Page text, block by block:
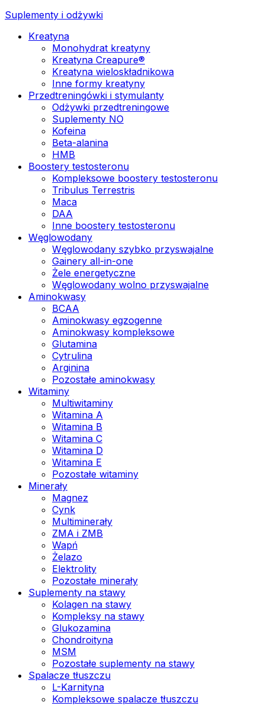
Suplementy i odżywki
Kreatyna
Monohydrat kreatyny
Kreatyna Creapure®
Kreatyna wieloskładnikowa
Inne formy kreatyny
Przedtreningówki i stymulanty
Odżywki przedtreningowe
Suplementy NO
Kofeina
Beta-alanina
HMB
Boostery testosteronu
Kompleksowe boostery testosteronu
Tribulus Terrestris
Maca
DAA
Inne boostery testosteronu
Węglowodany
Węglowodany szybko przyswajalne
Gainery all-in-one
Żele energetyczne
Węglowodany wolno przyswajalne
Aminokwasy
BCAA
Aminokwasy egzogenne
Aminokwasy kompleksowe
Glutamina
Cytrulina
Arginina
Pozostałe aminokwasy
Witaminy
Multiwitaminy
Witamina A
Witamina B
Witamina C
Witamina D
Witamina E
Pozostałe witaminy
Minerały
Magnez
Cynk
Multiminerały
ZMA i ZMB
Wapń
Żelazo
Elektrolity
Pozostałe minerały
Suplementy na stawy
Kolagen na stawy
Kompleksy na stawy
Glukozamina
Chondroityna
MSM
Pozostałe suplementy na stawy
Spalacze tłuszczu
L-Karnityna
Kompleksowe spalacze tłuszczu